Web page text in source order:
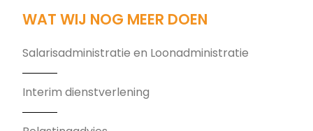
WAT WIJ NOG MEER DOEN
Salarisadministratie en Loonadministratie
Interim dienstverlening